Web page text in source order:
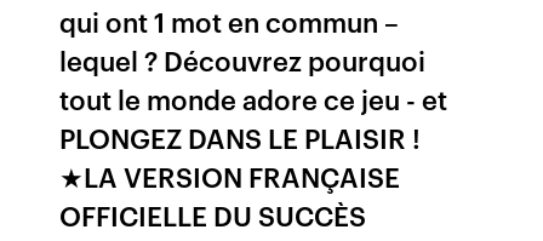
qui ont 1 mot en commun –
lequel ? Découvrez pourquoi
tout le monde adore ce jeu - et
PLONGEZ DANS LE PLAISIR !
★LA VERSION FRANÇAISE
OFFICIELLE DU SUCCÈS